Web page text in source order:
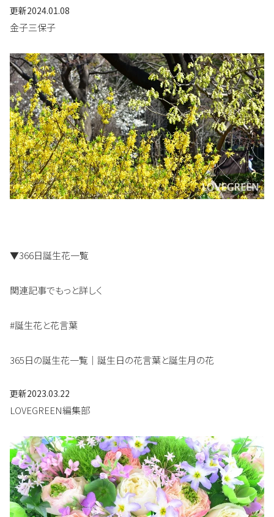
更新2024.01.08
金子三保子
▼366日誕生花一覧
関連記事でもっと詳しく
#誕生花と花言葉
365日の誕生花一覧｜誕生日の花言葉と誕生月の花
更新2023.03.22
LOVEGREEN編集部